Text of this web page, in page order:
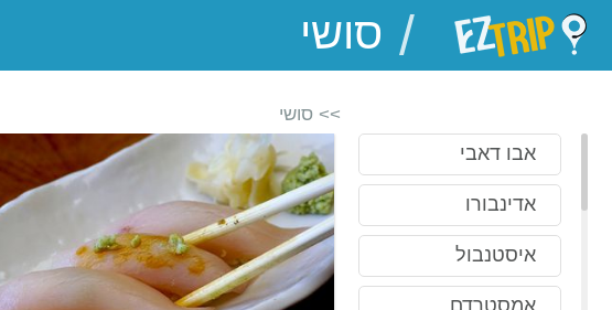
EZTrip
/
אבו דאבי
אדינבורו
איסטנבול
אמסטרדם
>> סושי